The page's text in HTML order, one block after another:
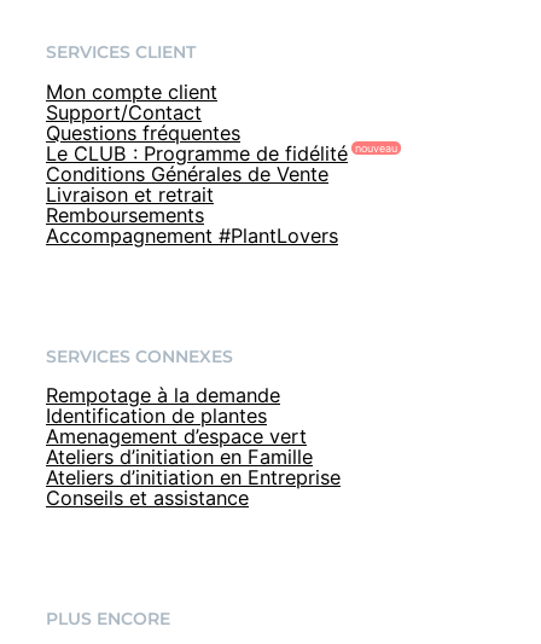
SERVICES CLIENT
Mon compte client
Support/Contact
Questions fréquentes
Le CLUB : Programme de fidélité
Conditions Générales de Vente
Livraison et retrait
Remboursements
Accompagnement #PlantLovers
SERVICES CONNEXES
Rempotage à la demande
Identification de plantes
Amenagement d’espace vert
Ateliers d’initiation en Famille
Ateliers d’initiation en Entreprise
Conseils et assistance
PLUS ENCORE